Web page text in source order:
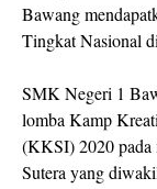
Bawang
Tingkat Nasional
SMK Negeri 1
lomba Kamp
(KKSI) 2020 pada
Sutera yang